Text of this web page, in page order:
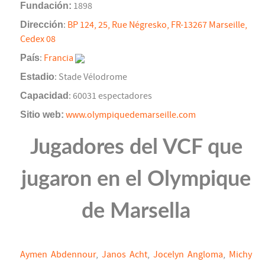
Fundación: 1898
Dirección: BP 124, 25, Rue Négresko, FR-13267 Marseille,
Cedex 08
País: Francia
Estadio: Stade Vélodrome
Capacidad : 60031 espectadores
Sitio web: www.olympiquedemarseille.com
Jugadores del VCF que
jugaron en el Olympique
de Marsella
Aymen Abdennour, Janos Acht, Jocelyn Angloma, Michy